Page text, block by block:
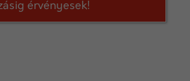
érvényesek!